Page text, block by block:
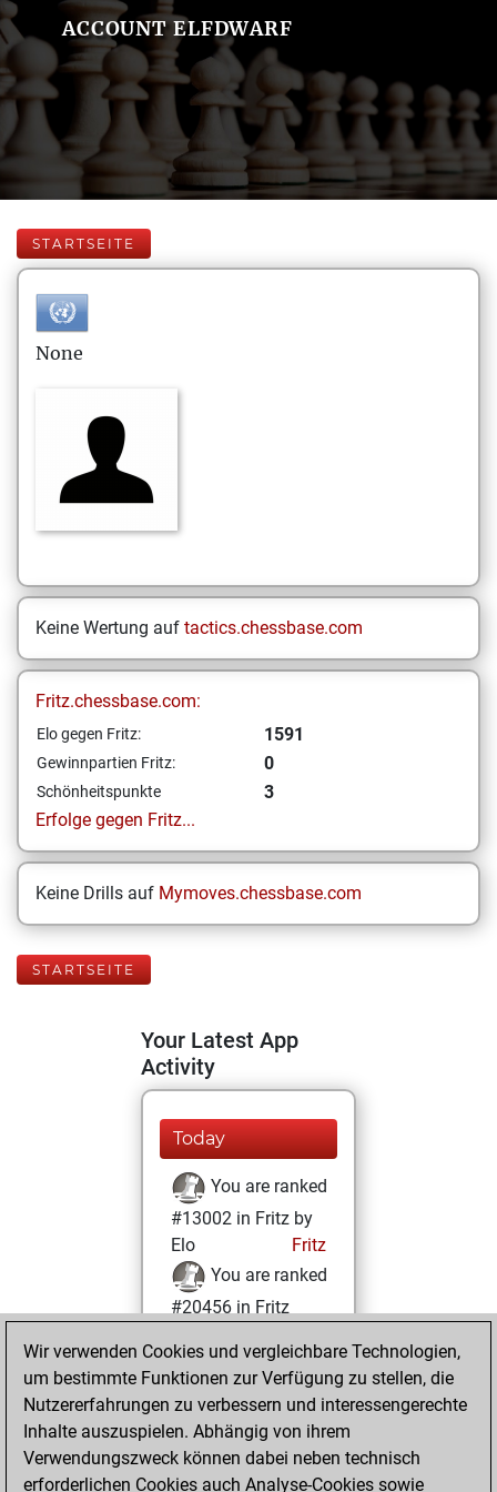
ACCOUNT ELFDWARF
STARTSEITE
None
Keine Wertung auf tactics.chessbase.com
Fritz.chessbase.com:
Elo gegen Fritz: 1591
Gewinnpartien Fritz: 0
Schönheitspunkte
3
Erfolge gegen Fritz...
Keine Drills auf Mymoves.chessbase.com
STARTSEITE
Your Latest App
Activity
Today
You are ranked
#13002 in Fritz by
Elo
Fritz
You are ranked
#20456 in Fritz
Sonntag, Mai 3,
2026
You achieved a
BeautyScore of 3
Wir verwenden Cookies und vergleichbare Technologien,
um bestimmte Funktionen zur Verfügung zu stellen, die
Nutzererfahrungen zu verbessern und interessengerechte
Inhalte auszuspielen. Abhängig von ihrem
Verwendungszweck können dabei neben technisch
erforderlichen Cookies auch Analyse-Cookies sowie